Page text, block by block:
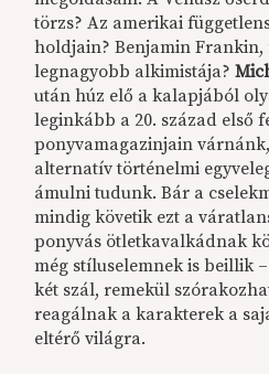
törzs? Az amerikai
holdjain? Benjamin
legnagyobb alkimistája?
után húz elő a kalapjából
leginkább a 20. század első
ponyvamagazinjain
alternatív történelmi
ámulni tudunk. Bár a
mindig követik ezt a
ponyvás ötletkavalkádnak
még stíluselemnek is beillik
két szál, remekül
reagálnak a karakterek a
eltérő világra.